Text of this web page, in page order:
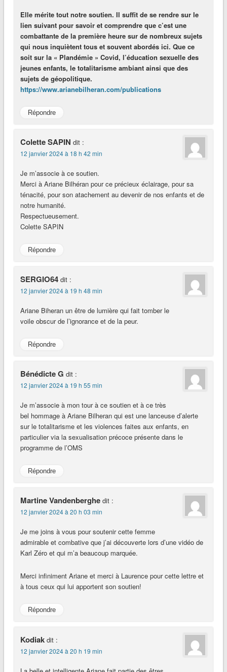
Elle mérite tout notre soutien. Il suffit de se rendre sur le
lien suivant pour savoir et comprendre que c’est une
combattante de la première heure sur de nombreux sujets
qui nous inquiètent tous et souvent abordés ici. Que ce
soit sur la « Plandémie » Covid, l’éducation sexuelle des
jeunes enfants, le totalitarisme ambiant ainsi que des
sujets de géopolitique.
https://www.arianebilheran.com/publications
Répondre
Colette SAPIN dit :
12 janvier 2024 à 18 h 42 min
Je m’associe à ce soutien.
Merci à Ariane Bilhéran pour ce précieux éclairage, pour sa
ténacité, pour son atachement au devenir de nos enfants et de
notre humanité.
Respectueusement.
Colette SAPIN
Répondre
SERGIO64 dit :
12 janvier 2024 à 19 h 48 min
Ariane Biheran un être de lumière qui fait tomber le
voile obscur de l’ignorance et de la peur.
Répondre
Bénédicte G dit :
12 janvier 2024 à 19 h 55 min
Je m’associe à mon tour à ce soutien et à ce très
bel hommage à Ariane Bilheran qui est une lanceuse d’alerte
sur le totalitarisme et les violences faites aux enfants, en
particulier via la sexualisation précoce présente dans le
programme de l’OMS
Répondre
Martine Vandenberghe dit :
12 janvier 2024 à 20 h 03 min
Je me joins à vous pour soutenir cette femme
admirable et combative que j’ai découverte lors d’une vidéo de
Karl Zéro et qui m’a beaucoup marquée.
Merci infiniment Ariane et merci à Laurence pour cette lettre et
à tous ceux qui lui apportent son soutien!
Répondre
Kodiak dit :
12 janvier 2024 à 20 h 19 min